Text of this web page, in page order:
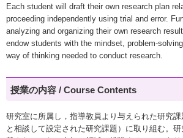
Each student will draft their own research plan
proceeding independently using trial and error.
analyzing and organizing their own research
endow students with the mindset, problem-
way of thinking needed to conduct research.
授業の内容 / Course Contents
研究室に所属し，指導教員より与えられた研究
と相談して設定された研究課題）に取り組む。